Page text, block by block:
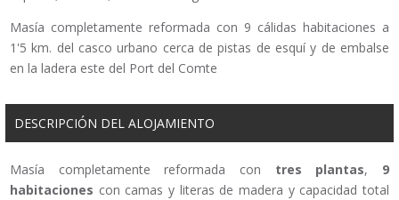
Masía completamente reformada con 9 cálidas habitaciones a
1'5 km. del casco urbano cerca de pistas de esquí y de embalse
en la ladera este del Port del Comte
DESCRIPCIÓN DEL ALOJAMIENTO
Masía completamente reformada con tres plantas, 9
habitaciones con camas y literas de madera y capacidad total